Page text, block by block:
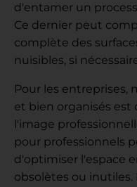
d'entamer un
Ce dernier peut
complète des
nuisibles, si
Pour les entreprises,
et bien organisés
l'image
pour professionnels
d'optimiser l'espace
obsolètes ou inutiles.